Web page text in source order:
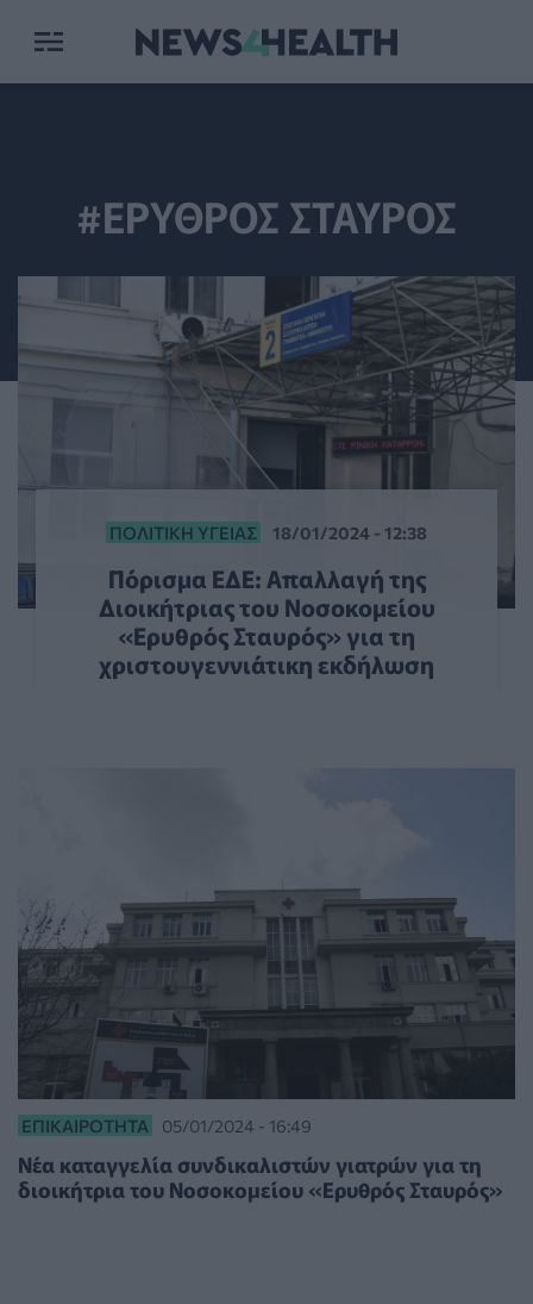
#ΕΡΥΘΡΟΣ ΣΤΑΥΡΟΣ
ΠΟΛΙΤΙΚΉ ΥΓΕΊΑΣ 18/01/2024 - 12:38
Πόρισμα ΕΔΕ: Απαλλαγή της
Διοικήτριας του Νοσοκομείου
«Ερυθρός Σταυρός» για τη
χριστουγεννιάτικη εκδήλωση
ΕΠΙΚΑΙΡΌΤΗΤΑ 05/01/2024 - 16:49
Νέα καταγγελία συνδικαλιστών γιατρών για τη
διοικήτρια του Νοσοκομείου «Ερυθρός Σταυρός»